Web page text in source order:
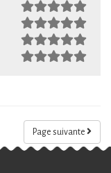
Page suivante